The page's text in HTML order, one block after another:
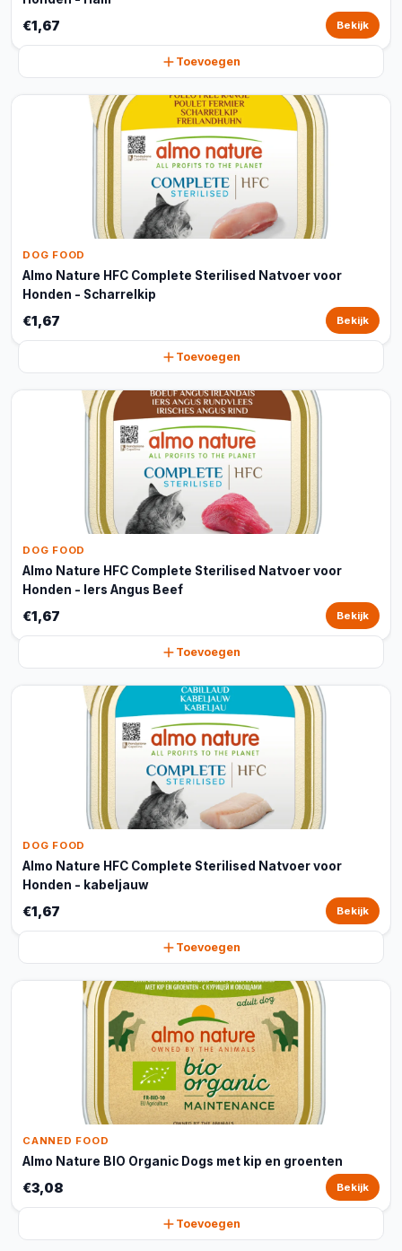
€1,67 Bekijk
Toevoegen
DOG FOOD
Almo Nature HFC Complete Sterilised Natvoer voor
Honden - Scharrelkip
€1,67 Bekijk
Toevoegen
DOG FOOD
Almo Nature HFC Complete Sterilised Natvoer voor
Honden - Iers Angus Beef
€1,67 Bekijk
Toevoegen
DOG FOOD
Almo Nature HFC Complete Sterilised Natvoer voor
Honden - kabeljauw
€1,67 Bekijk
Toevoegen
CANNED FOOD
Almo Nature BIO Organic Dogs met kip en groenten
€3,08 Bekijk
Toevoegen